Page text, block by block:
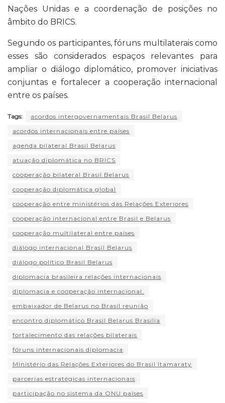
Nações Unidas e a coordenação de posições no
âmbito do BRICS.
Segundo os participantes, fóruns multilaterais como
esses são considerados espaços relevantes para
ampliar o diálogo diplomático, promover iniciativas
conjuntas e fortalecer a cooperação internacional
entre os países.
Tags:
acordos intergovernamentais Brasil Belarus
acordos internacionais entre países
agenda bilateral Brasil Belarus
atuação diplomática no BRICS
cooperação bilateral Brasil Belarus
cooperação diplomática global
cooperação entre ministérios das Relações Exteriores
cooperação internacional entre Brasil e Belarus
cooperação multilateral entre países
diálogo internacional Brasil Belarus
diálogo político Brasil Belarus
diplomacia brasileira relações internacionais
diplomacia e cooperação internacional.
embaixador de Belarus no Brasil reunião
encontro diplomático Brasil Belarus Brasília
fortalecimento das relações bilaterais
fóruns internacionais diplomacia
Ministério das Relações Exteriores do Brasil Itamaraty
parcerias estratégicas internacionais
participação no sistema da ONU países